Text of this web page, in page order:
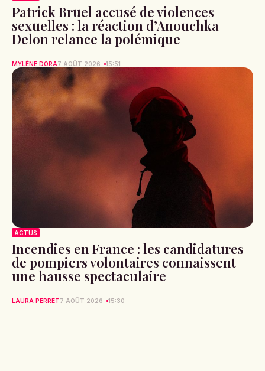
Patrick Bruel accusé de violences
sexuelles : la réaction d’Anouchka
Delon relance la polémique
MYLÈNE DORA7 AOÛT 2026 15:51
ACTUS
Incendies en France : les candidatures
de pompiers volontaires connaissent
une hausse spectaculaire
LAURA PERRET7 AOÛT 2026 15:30